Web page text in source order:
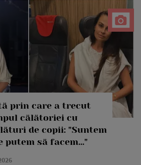
prin care a trecut
călătoriei cu
de copii: "Suntem
să facem..."